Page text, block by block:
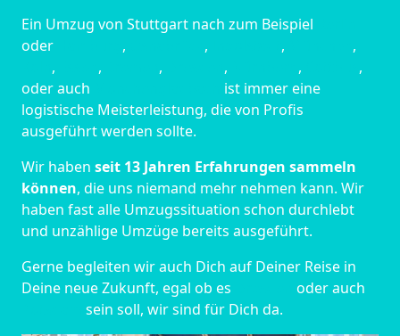
Ein Umzug von Stuttgart nach zum Beispiel
oder
, , ,
,
, , , , ,
,
oder auch
ist immer eine
logistische Meisterleistung, die von Profis
ausgeführt werden sollte.
Wir haben seit 13 Jahren Erfahrungen sammeln
können, die uns niemand mehr nehmen kann. Wir
haben fast alle Umzugssituation schon durchlebt
und unzählige Umzüge bereits ausgeführt.
Gerne begleiten wir auch Dich auf Deiner Reise in
Deine neue Zukunft, egal ob es
oder auch
sein soll, wir sind für Dich da.